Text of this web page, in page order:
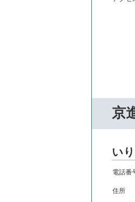
京
い